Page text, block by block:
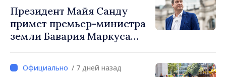
Президент Майя Санду
примет премьер-министра
земли Бавария Маркуса
/ 7 дней назад